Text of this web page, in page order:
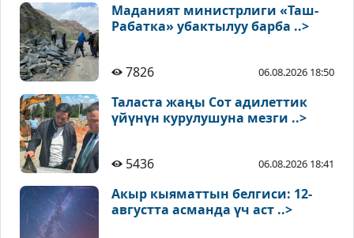
Маданият министрлиги «Таш-
Рабатка» убактылуу барба ..>
7826 06.08.2026 18:50
Таласта жаңы Сот адилеттик
үйүнүн курулушуна мезги ..>
5436 06.08.2026 18:41
Акыр кыяматтын белгиси: 12-
августта асманда үч аст ..>